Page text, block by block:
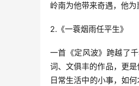
岭南为他带来奇遇，他为
2.《一蓑烟雨任平生》
一首《定风波》跨越了
词、文俱丰的作品，更
日常生活中的小事，如